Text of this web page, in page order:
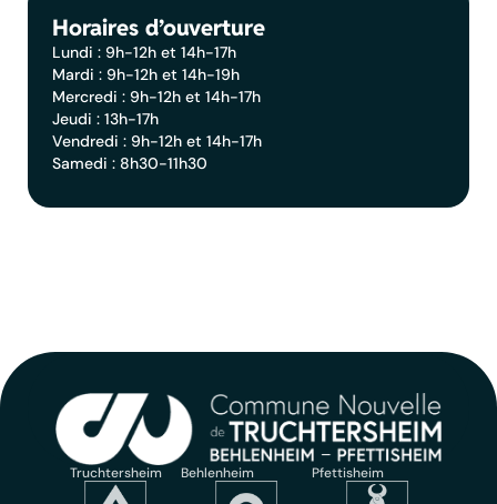
Horaires d’ouverture
Lundi : 9h-12h et 14h-17h
Mardi : 9h-12h et 14h-19h
Mercredi : 9h-12h et 14h-17h
Jeudi : 13h-17h
Vendredi : 9h-12h et 14h-17h
Samedi : 8h30-11h30
Truchtersheim Behlenheim Pfettisheim